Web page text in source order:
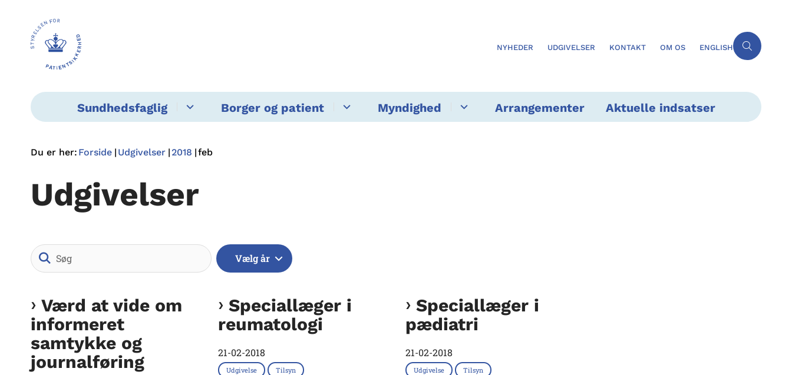
NYHEDER UDGIVELSER KONTAKT OM OS ENGLISH
Sundhedsfaglig Borger og patient Myndighed Arrangementer Aktuelle indsatser
Du er her: Forside Udgivelser 2018 feb
Udgivelser
Søg
Vælg år
Værd at vide om
informeret
samtykke og
journalføring
Speciallæger i
reumatologi
21-02-2018
Udgivelse Tilsyn
Speciallæger i
pædiatri
21-02-2018
Udgivelse Tilsyn